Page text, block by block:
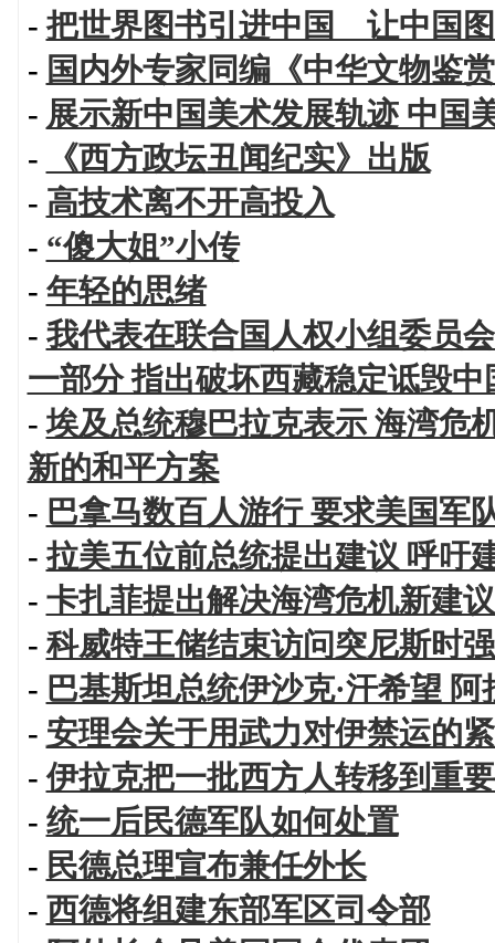
-把世界图书引进中国 让中国
- 国内外专家同编《中华文物鉴
- 展示新中国美术发展轨迹 中国
-
《西方政坛丑闻纪实》出版
- 高技术离不开高投入
- “傻大姐”小传
- 年轻的思绪
- 我代表在联合国人权小组委员
一部分 指出破坏西藏稳定诋毁
-埃及总统穆巴拉克表示 海湾危
新的和平方案
- 巴拿马数百人游行 要求美国军
-拉美五位前总统提出建议 呼吁
- 卡扎菲提出解决海湾危机新建
- 科威特王储结束访问突尼斯时
- 巴基斯坦总统伊沙克·汗希望
- 安理会关于用武力对伊禁运的
-伊拉克把一批西方人转移到重
- 统一后民德军队如何处置
- 民德总理宣布兼任外长
- 西德将组建东部军区司令部